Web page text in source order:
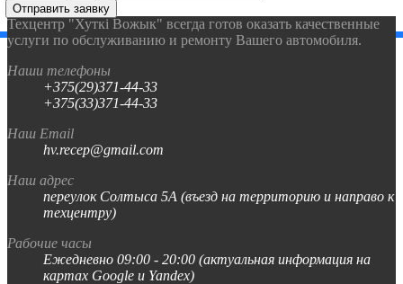
Отправить заявку
Техцентр "Хуткi Вожык" всегда готов оказать качественные
услуги по обслуживанию и ремонту Вашего автомобиля.
Наши телефоны
+375(29)371-44-33
+375(33)371-44-33
Наш Email
hv.recep@gmail.com
Наш адрес
переулок Солтыса 5А (въезд на территорию и направо к
техцентру)
Рабочие часы
Ежедневно 09:00 - 20:00 (актуальная информация на
картах Google и Yandex)